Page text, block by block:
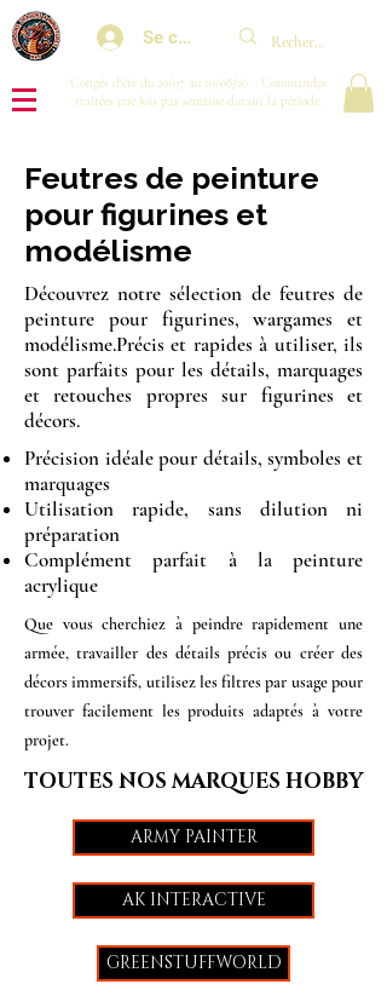
Se connecter
Congés d'été du 29/07 au 10/08/26 : Commandes
traitées une fois par semaine durant la période.
Feutres de peinture
pour figurines et
modélisme
Découvrez notre sélection de feutres de
peinture pour figurines, wargames et
modélisme.Précis et rapides à utiliser, ils
sont parfaits pour les détails, marquages
et retouches propres sur figurines et
décors.
Précision idéale pour détails, symboles et
marquages
Utilisation rapide, sans dilution ni
préparation
Complément parfait à la peinture
acrylique
Que vous cherchiez à peindre rapidement une
armée, travailler des détails précis ou créer des
décors immersifs, utilisez les filtres par usage pour
trouver facilement les produits adaptés à votre
projet.
TOUTES NOS MARQUES HOBBY
ARMY PAINTER
AK INTERACTIVE
GREENSTUFFWORLD